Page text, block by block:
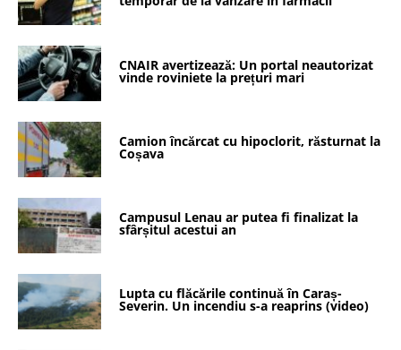
CNAIR avertizează: Un portal neautorizat
vinde roviniete la prețuri mari
Camion încărcat cu hipoclorit, răsturnat la
Coșava
Campusul Lenau ar putea fi finalizat la
sfârșitul acestui an
Lupta cu flăcările continuă în Caraș-
Severin. Un incendiu s-a reaprins (video)